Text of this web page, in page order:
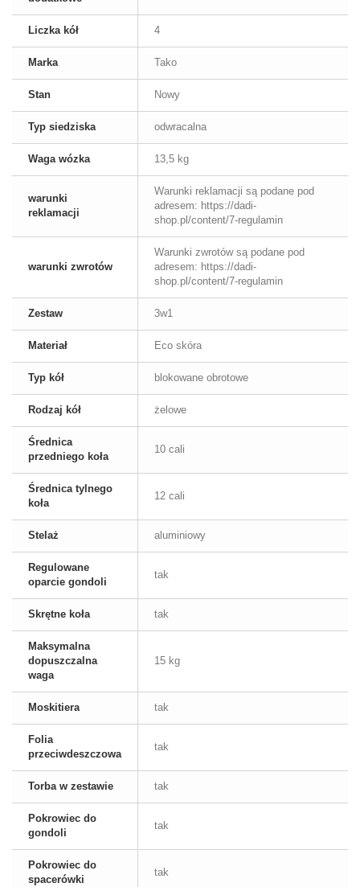
Liczka kół 4
Marka Tako
Stan Nowy
Typ siedziska odwracalna
Waga wózka 13,5 kg
warunki
reklamacji
Warunki reklamacji są podane pod
adresem: https://dadi-
shop.pl/content/7-regulamin
warunki zwrotów
Warunki zwrotów są podane pod
adresem: https://dadi-
shop.pl/content/7-regulamin
Zestaw 3w1
Materiał Eco skóra
Typ kół blokowane obrotowe
Rodzaj kół żelowe
Średnica
przedniego koła
10 cali
Średnica tylnego
koła
12 cali
Stelaż aluminiowy
Regulowane
oparcie gondoli
tak
Skrętne koła tak
Maksymalna
dopuszczalna
waga
15 kg
Moskitiera tak
Folia
przeciwdeszczowa
tak
Torba w zestawie tak
Pokrowiec do
gondoli
tak
Pokrowiec do
spacerówki
tak